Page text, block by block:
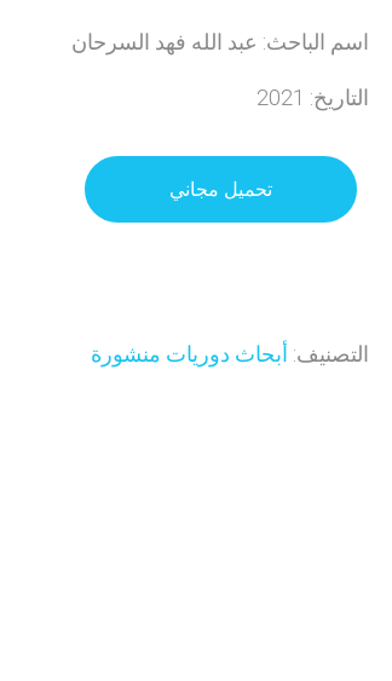
اسم الباحث: عبد الله فهد السرحان
التاريخ: 2021
تحميل مجاني
التصنيف: أبحاث دوريات منشورة